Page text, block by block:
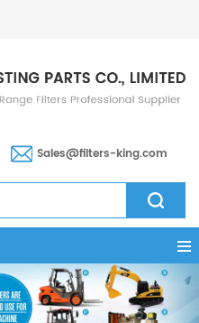
Sales@filters-king.com